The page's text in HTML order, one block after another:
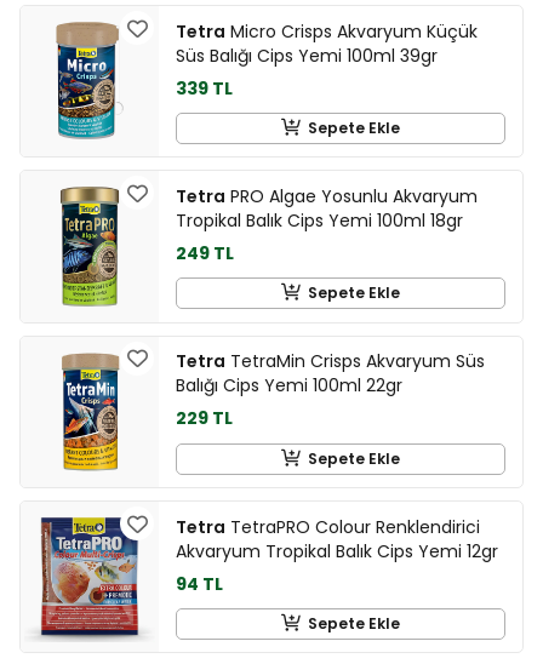
Tetra Micro Crisps Akvaryum Küçük
Süs Balığı Cips Yemi 100ml 39gr
339 TL
Sepete Ekle
Tetra PRO Algae Yosunlu Akvaryum
Tropikal Balık Cips Yemi 100ml 18gr
249 TL
Sepete Ekle
Tetra TetraMin Crisps Akvaryum Süs
Balığı Cips Yemi 100ml 22gr
229 TL
Sepete Ekle
Tetra TetraPRO Colour Renklendirici
Akvaryum Tropikal Balık Cips Yemi 12gr
94 TL
Sepete Ekle